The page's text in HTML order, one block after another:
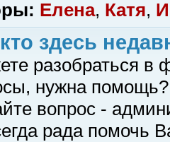
Елена, Катя,
здесь
разобраться в
нужна помощь?
вопрос -
рада помочь